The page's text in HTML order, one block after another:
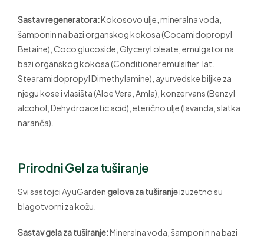
Sastav regeneratora:Kokosovo ulje, mineralna voda,
šamponin na bazi organskog kokosa (Cocamidopropyl
Betaine), Coco glucoside, Glyceryl oleate, emulgator na
bazi organskog kokosa (Conditioner emulsifier, lat.
Stearamidopropyl Dimethylamine), ayurvedske biljke za
njegu kose i vlasišta (Aloe Vera, Amla), konzervans (Benzyl
alcohol, Dehydroacetic acid), eterično ulje (lavanda, slatka
naranča).
Prirodni Gel za tuširanje
Svi sastojci AyuGarden gelova za tuširanjeizuzetno su
blagotvorni za kožu.
Sastav gela za tuširanje:Mineralna voda, šamponin na bazi